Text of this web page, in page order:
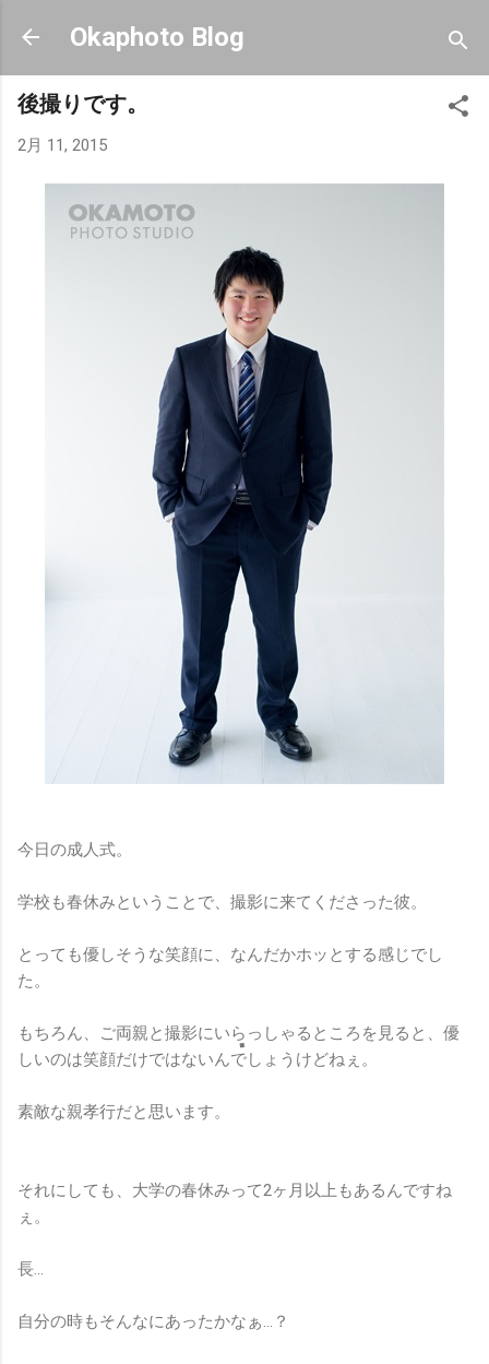
スキップしてメイン コンテンツに移動
Okaphoto Blog
後撮りです。
2月 11, 2015
今日の成人式。
学校も春休みということで、撮影に来てくださった彼。
とっても優しそうな笑顔に、なんだかホッとする感じでし
た。
もちろん、ご両親と撮影にいらっしゃるところを見ると、優
しいのは笑顔だけではないんでしょうけどねぇ。
素敵な親孝行だと思います。
それにしても、大学の春休みって2ヶ月以上もあるんですね
ぇ。
長…
自分の時もそんなにあったかなぁ…？